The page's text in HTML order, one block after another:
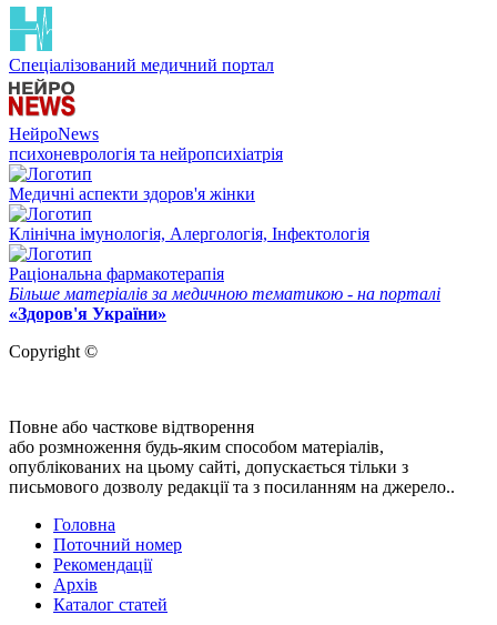
Спеціалізований медичний портал
НейроNews
психоневрологія та нейропсихіатрія
Медичні аспекти здоров'я жінки
Клінічна імунологія, Алергологія, Інфектологія
Раціональна фармакотерапія
Більше матеріалів за медичною тематикою - на порталі
«Здоров'я України»
Copyright ©
Повне або часткове відтворення
або розмноження будь-яким способом матеріалів,
опублікованих на цьому сайті, допускається тільки з
письмового дозволу редакції та з посиланням на джерело..
Головна
Поточний номер
Рекомендації
Архів
Каталог статей